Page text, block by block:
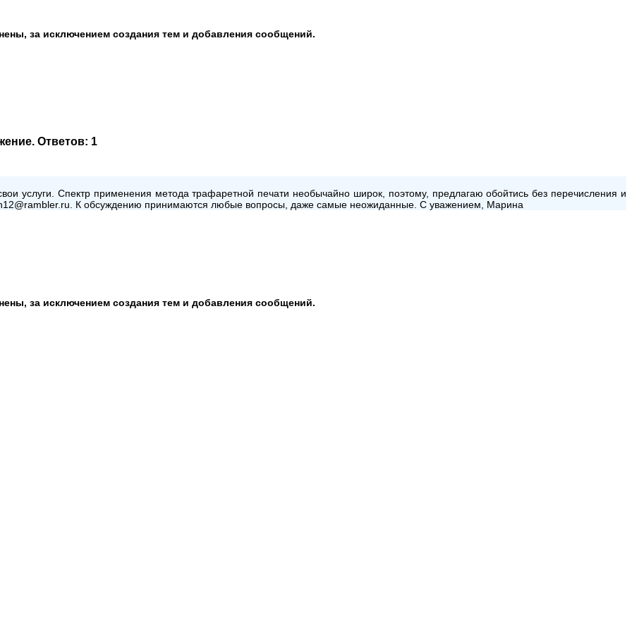
за исключением создания тем и добавления сообщений.
. Ответов: 1
услуги. Спектр применения метода трафаретной печати необычайно широк, поэтому, предлагаю обойтись без перечисления и
К обсуждению принимаются любые вопросы, даже самые неожиданные. С уважением, Марина
за исключением создания тем и добавления сообщений.